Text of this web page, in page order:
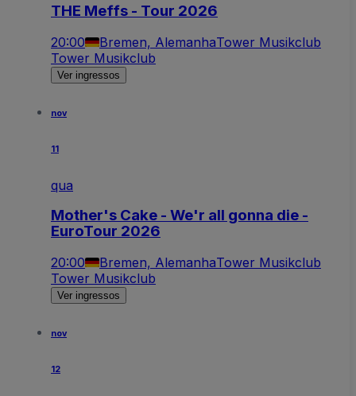
THE Meffs - Tour 2026
20:00 Bremen, AlemanhaTower Musikclub
Tower Musikclub
Ver ingressos
nov
11
qua
Mother's Cake - We'r all gonna die -
EuroTour 2026
20:00 Bremen, AlemanhaTower Musikclub
Tower Musikclub
Ver ingressos
nov
12